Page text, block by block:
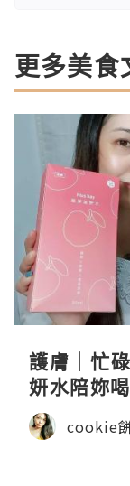
更多美食
護膚｜忙
妍水陪妳
cookie